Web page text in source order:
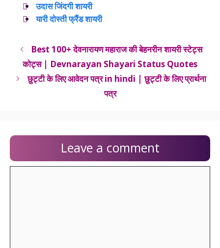
उदास जिंदगी शायरी
यारी दोस्ती फ्रैंड शायरी
Best 100+ देवनारायण महाराज की बेहनरीन शायरी स्टेट्स
कोट्स | Devnarayan Shayari Status Quotes
छुट्टी के लिए आवेदन पत्र in hindi | छुट्टी के लिए प्रार्थना
पत्र
Leave a comment